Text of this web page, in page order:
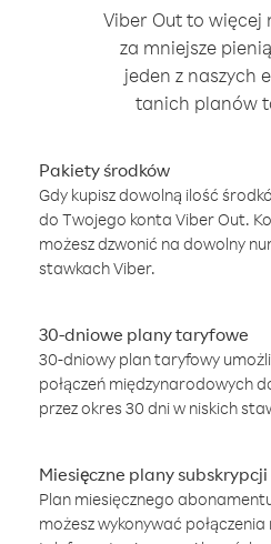
Viber Out to więcej
za mniejsze
jeden z naszych
tanich planów
Pakiety środków
Gdy kupisz dowolną ilość
do Twojego konta Viber Out.
możesz dzwonić na dowolny
stawkach Viber.
30-dniowe plany taryfowe
30-dniowy plan taryfowy
połączeń międzynarodowych
przez okres 30 dni w niskich
Miesięczne plany subskrypcji
Plan miesięcznego
możesz wykonywać